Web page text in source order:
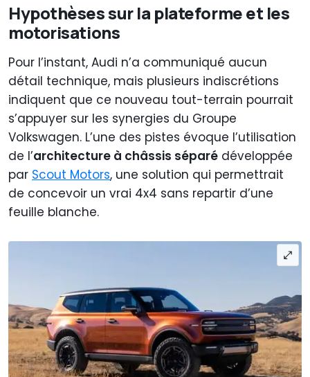
Hypothèses sur la plateforme et les
motorisations
Pour l’instant, Audi n’a communiqué aucun
détail technique, mais plusieurs indiscrétions
indiquent que ce nouveau tout-terrain pourrait
s’appuyer sur les synergies du Groupe
Volkswagen. L’une des pistes évoque l’utilisation
de l’architecture à châssis séparé développée
par Scout Motors, une solution qui permettrait
de concevoir un vrai 4x4 sans repartir d’une
feuille blanche.